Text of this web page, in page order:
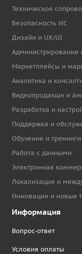
Техническое
Безопасность ИС
Дизайн и UX/UI
Администрирование
Маркетплейсы и
Аналитика и
Видеопродакшн и
Разработка и
Поддержка и
Обучение и тренинги
Работа с данными
Электронная
Локализация и
Инновации и новые
Информация
Вопрос-ответ
Условия оплаты